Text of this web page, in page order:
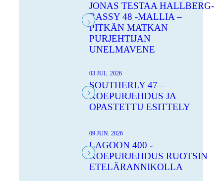
JONAS TESTAA HALLBERG-
RASSY 48 -MALLIA –
PITKÄN MATKAN
PURJEHTIJAN
UNELMAVENE
03 JUL. 2026
SOUTHERLY 47 –
KOEPURJEHDUS JA
OPASTETTU ESITTELY
09 JUN. 2026
LAGOON 400 -
KOEPURJEHDUS RUOTSIN
ETELÄRANNIKOLLA